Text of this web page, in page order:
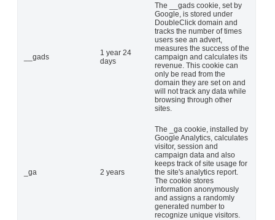
__gads
1 year 24
days
The __gads cookie, set by
Google, is stored under
DoubleClick domain and
tracks the number of times
users see an advert,
measures the success of the
campaign and calculates its
revenue. This cookie can
only be read from the
domain they are set on and
will not track any data while
browsing through other
sites.
_ga 2 years
The _ga cookie, installed by
Google Analytics, calculates
visitor, session and
campaign data and also
keeps track of site usage for
the site's analytics report.
The cookie stores
information anonymously
and assigns a randomly
generated number to
recognize unique visitors.